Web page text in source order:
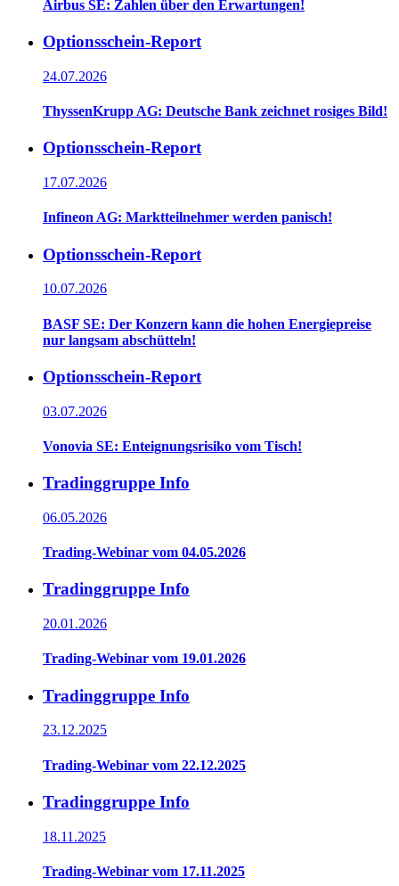
Airbus SE: Zahlen über den Erwartungen!
Optionsschein-Report
24.07.2026
ThyssenKrupp AG: Deutsche Bank zeichnet rosiges Bild!
Optionsschein-Report
17.07.2026
Infineon AG: Marktteilnehmer werden panisch!
Optionsschein-Report
10.07.2026
BASF SE: Der Konzern kann die hohen Energiepreise
nur langsam abschütteln!
Optionsschein-Report
03.07.2026
Vonovia SE: Enteignungsrisiko vom Tisch!
Tradinggruppe Info
06.05.2026
Trading-Webinar vom 04.05.2026
Tradinggruppe Info
20.01.2026
Trading-Webinar vom 19.01.2026
Tradinggruppe Info
23.12.2025
Trading-Webinar vom 22.12.2025
Tradinggruppe Info
18.11.2025
Trading-Webinar vom 17.11.2025